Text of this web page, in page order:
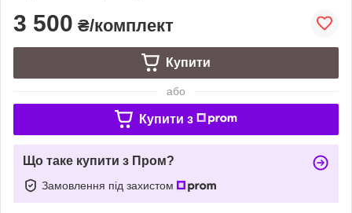
3 500 ₴/комплект
Купити
або
Купити з
Що таке купити з Пром?
Замовлення під захистом